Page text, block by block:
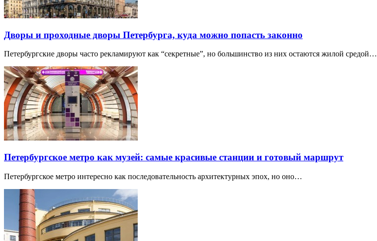
Дворы и проходные дворы Петербурга, куда можно попасть законно
Петербургские дворы часто рекламируют как “секретные”, но большинство из них остаются жилой средой…
Петербургское метро как музей: самые красивые станции и готовый маршрут
Петербургское метро интересно как последовательность архитектурных эпох, но оно…